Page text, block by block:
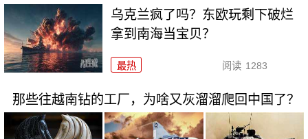
乌克兰疯了吗？东欧玩剩下破烂
拿到南海当宝贝？
最热 阅读 1283
那些往越南钻的工厂，为啥又灰溜溜爬回中国了？